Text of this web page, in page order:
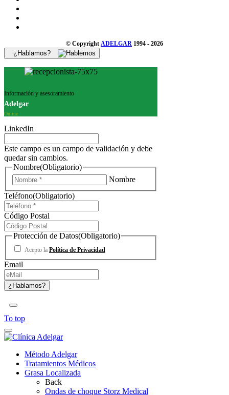
© Copyright ADELGAR 1994 - 2026
¿Hablamos?
Información y asesoramiento
Adelgar
Online
LinkedIn
Este campo es un campo de validación y debe
quedar sin cambios.
Nombre(Obligatorio)
Nombre
Teléfono(Obligatorio)
Código Postal
Protección de Datos(Obligatorio)
Acepto la Política de Privacidad
Email
To top
Método Adelgar
Tratamientos Médicos
Grasa Localizada
Back
Ondas de choque Storz Medical